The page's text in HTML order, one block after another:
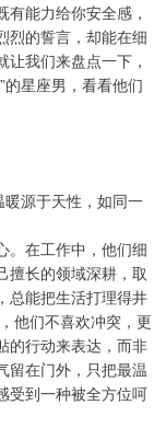
能力给你安全感，
烈的誓言，却能在细
我们来盘点一下，
星座男，看看他们
暖源于天性，如同一
。在工作中，他们细
擅长的领域深耕，取
总能把生活打理得井
他们不喜欢冲突，更
的行动来表达，而非
留在门外，只把最温
受到一种被全方位呵